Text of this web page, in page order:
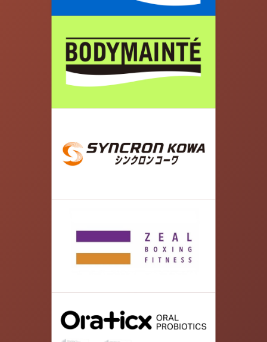
新荒川大橋に出るまで真っすぐ進み、橋を進みま
橋の途中の道を左に曲がります。河川敷へ向かっ
て道を下っていきます。JR埼京線の高架下へ向か
って進みます。集合場所のJR京浜東北線の高架